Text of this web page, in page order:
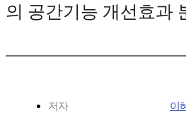
의 공간기능 개선효과
저자 이